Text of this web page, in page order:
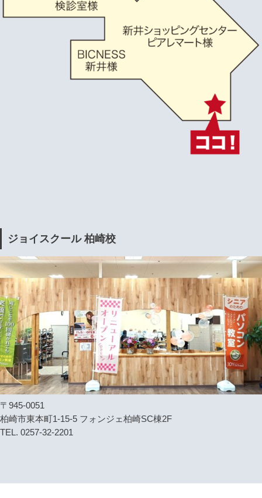
ジョイスクール 柏崎校
〒945-0051
柏崎市東本町1-15-5 フォンジェ柏崎SC棟2F
TEL. 0257-32-2201